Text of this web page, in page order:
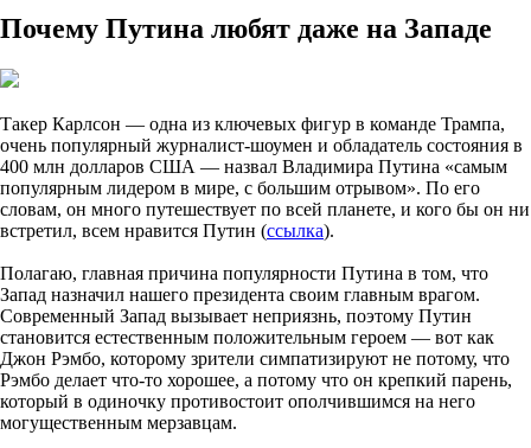
Почему Путина любят даже на Западе
Такер Карлсон — одна из ключевых фигур в команде Трампа,
очень популярный журналист-шоумен и обладатель состояния в
400 млн долларов США — назвал Владимира Путина «самым
популярным лидером в мире, с большим отрывом». По его
словам, он много путешествует по всей планете, и кого бы он ни
встретил, всем нравится Путин (ссылка).
Полагаю, главная причина популярности Путина в том, что
Запад назначил нашего президента своим главным врагом.
Современный Запад вызывает неприязнь, поэтому Путин
становится естественным положительным героем — вот как
Джон Рэмбо, которому зрители симпатизируют не потому, что
Рэмбо делает что-то хорошее, а потому что он крепкий парень,
который в одиночку противостоит ополчившимся на него
могущественным мерзавцам.